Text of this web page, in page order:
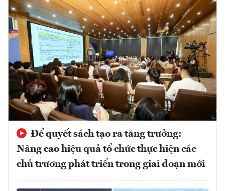
Để quyết sách tạo ra tăng trưởng:
Nâng cao hiệu quả tổ chức thực hiện các
chủ trương phát triển trong giai đoạn mới